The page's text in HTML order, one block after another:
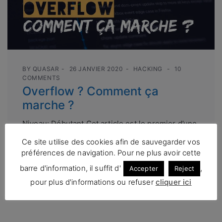
BY QUASAR 26 JANVIER 2020 HACKING
10
COMMENTS
Overflow ? Comment ça
marche ?
Niveau: Débutant Cet article est le premier d’une
communément nommé pwn). Vous vous
demandez peut-être ce que...
Ce site utilise des cookies afin de sauvegarder vos
préférences de navigation. Pour ne plus avoir cette
barre d'information, il suffit d'
Accepter Reject
,
pour plus d'informations ou refuser cliquer ici